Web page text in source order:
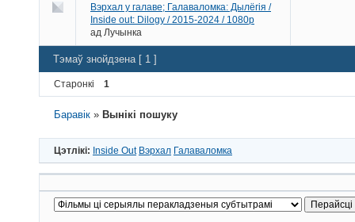
Вэрхал у галаве; Галаваломка: Дылёгія /
Inside out: Dilogy / 2015-2024 / 1080p
ад Лучынка
Тэмаў знойдзена [ 1 ]
Старонкі 1
Баравік » Вынікі пошуку
Цэтлікі: Inside Out Вэрхал Галаваломка